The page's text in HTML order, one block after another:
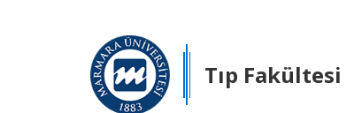
Tıp Fakültesi
görevlendirme
Tübitak tarafından desteklenen